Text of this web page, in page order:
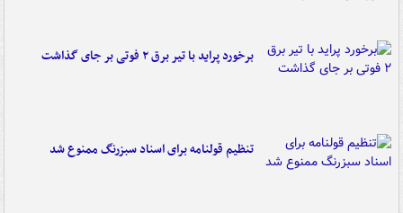
برخورد پراید با تیر برق ۲ فوتی بر جای گذاشت
تنظیم قولنامه برای اسناد سبزرنگ ممنوع شد